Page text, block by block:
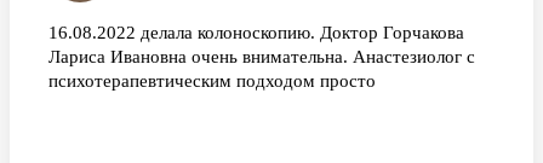
16.08.2022 делала колоноскопию. Доктор Горчакова
Лариса Ивановна очень внимательна. Анастезиолог с
психотерапевтическим подходом просто